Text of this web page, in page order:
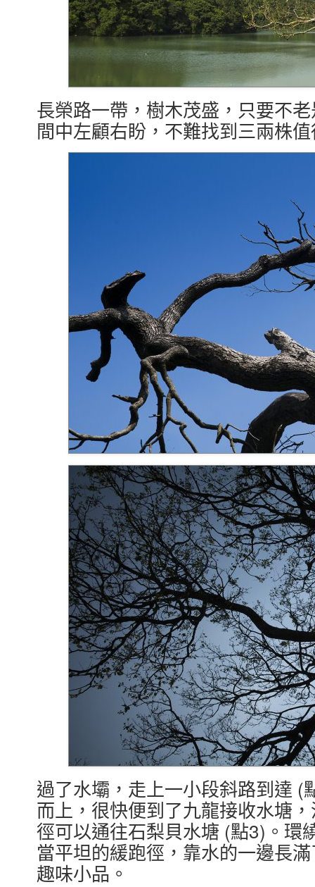
長榮路一帶，樹木茂盛，只要不
間中左顧右盼，不難找到三兩株
過了水壩，走上一小段斜路到達 (
而上，很快便到了九龍接收水塘
徑可以通往石梨貝水塘 (點3)。環
當平坦的緩跑徑，靠水的一邊長
趣味小品。